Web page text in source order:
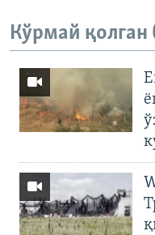
Кўрмай қолган